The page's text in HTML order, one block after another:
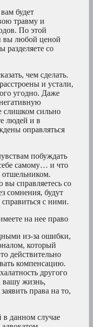
будет
травму и
По этой
вы любой ценой
со
чем сделать.
и устали,
угодно. Даже
слишком сильно
людей и в
оправляться
побуждать
самому… и что
отшельником.
вы справляетесь со
сомнения, будут
с ними.
на нее право
из-за ошибки,
который
действительно
компенсацию.
другого
вашу жизнь,
права на то,
данном случае